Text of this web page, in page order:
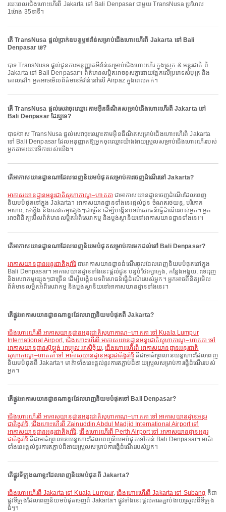
រយៈពេលជើងហោះហើរពី Jakarta ទៅ Bali Denpasar ជាមួយ TransNusa ប្រហែល
1ម៉ោង 35នាទី។
តើ TransNusa ផ្តល់ប្រាក់ឧបត្ថម្ភឥវ៉ាន់សម្រាប់ជើងហោះហើរពី Jakarta ទៅ Bali
Denpasar ទេ?
បាទ TransNusa ផ្តល់ជូនការអនុញ្ញាតអីវ៉ាន់សម្រាប់ជើងហោះហើរ ក្នុងស្រុក & អន្តរជាតិ ពី
Jakarta ទៅ Bali Denpasar។ ព័ត៌មានលម្អិតអាចខុសគ្នាដោយផ្អែកលើប្រភេទសំបុត្រ និង
គោលដៅ។ អ្នកអាចមើលព័ត៌មានអីវ៉ាន់នៅលើ Airpaz ក្នុងពេលកក់។
តើ TransNusa ផ្តល់សេវាចុះឈ្មោះតាមអ៊ីនធឺណិតសម្រាប់ជើងហោះហើរពី Jakarta ទៅ
Bali Denpasar ដែរឬទេ?
បាទ/ចាស TransNusa ផ្តល់សេវាចុះឈ្មោះតាមអ៊ីនធឺណិតសម្រាប់ជើងហោះហើរពី Jakarta
ទៅ Bali Denpasar ដែលអនុញ្ញាតឱ្យអ្នកចុះឈ្មោះយ៉ាងងាយស្រួលសម្រាប់ជើងហោះហើររបស់
អ្នកតាមរយៈវេទិការបស់យើង។
តើអាកាសយានដ្ឋានណាដែលពេញនិយមបំផុតសម្រាប់ការចេញដំណើរនៅ Jakarta?
អាកាសយានដ្ឋានអន្តរជាតិសូហាកាណូ–ហាតតា ជាអាកាសយានដ្ឋានចេញដំណើរដែលពេញ
និយមបំផុតនៅក្នុង Jakarta។ អាកាសយានដ្ឋានទាំងនេះផ្តល់ជូន ចំណតរថយន្ត, បរិភោគ
អាហារ, រថភ្លើង និងសេវាកម្មផ្សេងៗជាច្រើន ដើម្បីបង្កើនបទពិសោធន៍ធ្វើដំណើររបស់អ្នក។ អ្នក
អាចពិនិត្យមើលព័ត៌មានលម្អិតអំពីសេវាកម្ម និងប្លង់ស្ថានីយនៅអាកាសយានដ្ឋានទាំងនេះ។
តើអាកាសយានដ្ឋានណាដែលពេញនិយមបំផុតសម្រាប់ការមកដល់នៅ Bali Denpasar?
អាកាសយានដ្ឋានអន្តរជាតិងូរ៉ារ៉ៃ ជាអាកាសយានដ្ឋានដំណើរចូលដែលពេញនិយមបំផុតនៅក្នុង
Bali Denpasar។ អាកាសយានដ្ឋានទាំងនេះផ្តល់ជូន បន្ទប់ថែរក្សាក្មេង, កន្លែងអង្គុយ, រទេះរុញ
និងសេវាកម្មផ្សេងៗជាច្រើន ដើម្បីបង្កើនបទពិសោធន៍ធ្វើដំណើររបស់អ្នក។ អ្នកអាចពិនិត្យមើល
ព័ត៌មានលម្អិតអំពីសេវាកម្ម និងប្លង់ស្ថានីយនៅអាកាសយានដ្ឋានទាំងនេះ។
តើផ្លូវអាកាសយានដ្ឋានណាខ្លះដែលពេញនិយមបំផុតពី Jakarta?
ជើងហោះហើរពី អាកាសយានដ្ឋានអន្តរជាតិសូហាកាណូ–ហាតតា ទៅ Kuala Lumpur
International Airport,ជើងហោះហើរពី អាកាសយានដ្ឋានអន្តរជាតិសូហាកាណូ–ហាតតា ទៅ
អាកាសយានដ្ឋានស៊ូឡ្តង់ អាប្បូល អាសិច្ជ័យ, ជើងហោះហើរពី អាកាសយានដ្ឋានអន្តរជាតិ
សូហាកាណូ–ហាតតា ទៅ អាកាសយានដ្ឋានអន្តរជាតិងូរ៉ារ៉ៃគឺជាមាគ៌ាព្រលានយន្តហោះដែលពេញ
និយមបំផុតពី Jakarta។ មាគ៌ាទាំងនេះផ្តល់នូវការតភ្ជាប់ដ៏ងាយស្រួលសម្រាប់ការធ្វើដំណើររបស់
អ្នក។
តើផ្លូវអាកាសយានដ្ឋានណាខ្លះដែលពេញនិយមបំផុតទៅ Bali Denpasar?
ជើងហោះហើរពី អាកាសយានដ្ឋានអន្តរជាតិសូហាកាណូ–ហាតតា ទៅ អាកាសយានដ្ឋានអន្តរ
ជាតិងូរ៉ារ៉ៃ, ជើងហោះហើរពី Zainuddin Abdul Madjid International Airport ទៅ
អាកាសយានដ្ឋានអន្តរជាតិងូរ៉ារ៉ៃ,ជើងហោះហើរពី Perth Airport ទៅ អាកាសយានដ្ឋានអន្តរ
ជាតិងូរ៉ារ៉ៃគឺជាមាគ៌ាព្រលានយន្តហោះដែលពេញនិយមបំផុតទៅកាន់ Bali Denpasar។ មាគ៌ា
ទាំងនេះផ្តល់នូវការតភ្ជាប់ដ៏ងាយស្រួលសម្រាប់ការធ្វើដំណើររបស់អ្នក។
តើផ្លូវទីក្រុងណាខ្លះដែលពេញនិយមបំផុតពី Jakarta?
ជើងហោះហើរពី Jakarta ទៅ Kuala Lumpur,ជើងហោះហើរពី Jakarta ទៅ Subang គឺជា
ផ្លូវទីក្រុងដែលពេញនិយមបំផុតចេញពី Jakarta។ ផ្លូវទាំងនេះផ្តល់ការតភ្ជាប់ងាយស្រួលពីទីក្រុង
ធំៗ។